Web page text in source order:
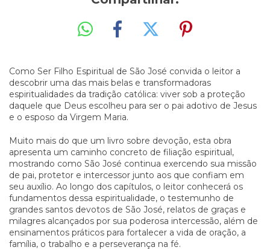
Como Ser Filho Espiritual de São José convida o leitor a
descobrir uma das mais belas e transformadoras
espiritualidades da tradição católica: viver sob a proteção
daquele que Deus escolheu para ser o pai adotivo de Jesus
e o esposo da Virgem Maria.
Muito mais do que um livro sobre devoção, esta obra
apresenta um caminho concreto de filiação espiritual,
mostrando como São José continua exercendo sua missão
de pai, protetor e intercessor junto aos que confiam em
seu auxílio. Ao longo dos capítulos, o leitor conhecerá os
fundamentos dessa espiritualidade, o testemunho de
grandes santos devotos de São José, relatos de graças e
milagres alcançados por sua poderosa intercessão, além de
ensinamentos práticos para fortalecer a vida de oração, a
família, o trabalho e a perseverança na fé.